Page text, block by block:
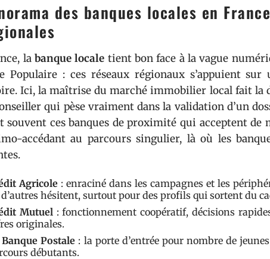
des banques locales en
la banque locale tient bon face à la vague
Populaire : ces réseaux régionaux s’appuient
Ici, la maîtrise du marché immobilier local fait la
qui pèse vraiment dans la validation d’un
souvent ces banques de proximité qui acceptent
accédant au parcours singulier, là où les
Agricole : enraciné dans les campagnes et les
hésitent, surtout pour des profils qui sortent du
Mutuel: fonctionnement coopératif, décisions
originales.
Postale : la porte d’entrée pour nombre de
débutants.